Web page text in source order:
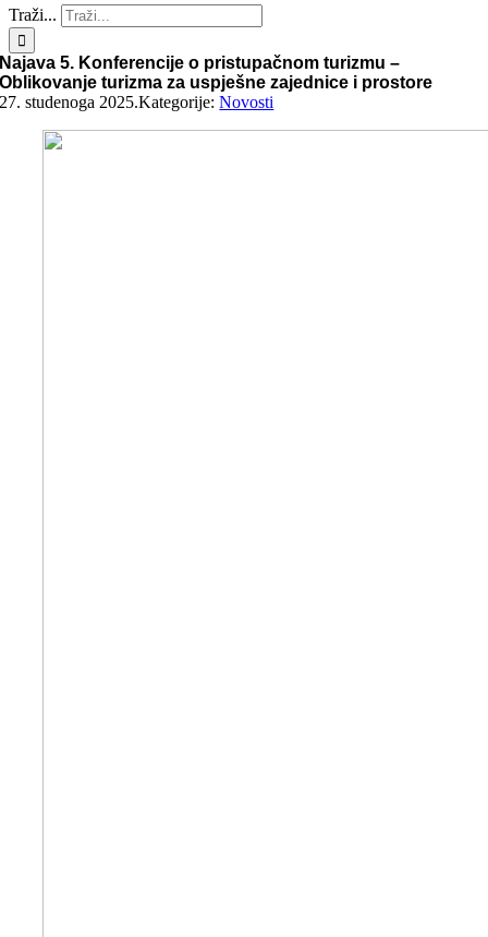
Traži...
Najava 5. Konferencije o pristupačnom turizmu –
Oblikovanje turizma za uspješne zajednice i prostore
27. studenoga 2025.Kategorije:Novosti